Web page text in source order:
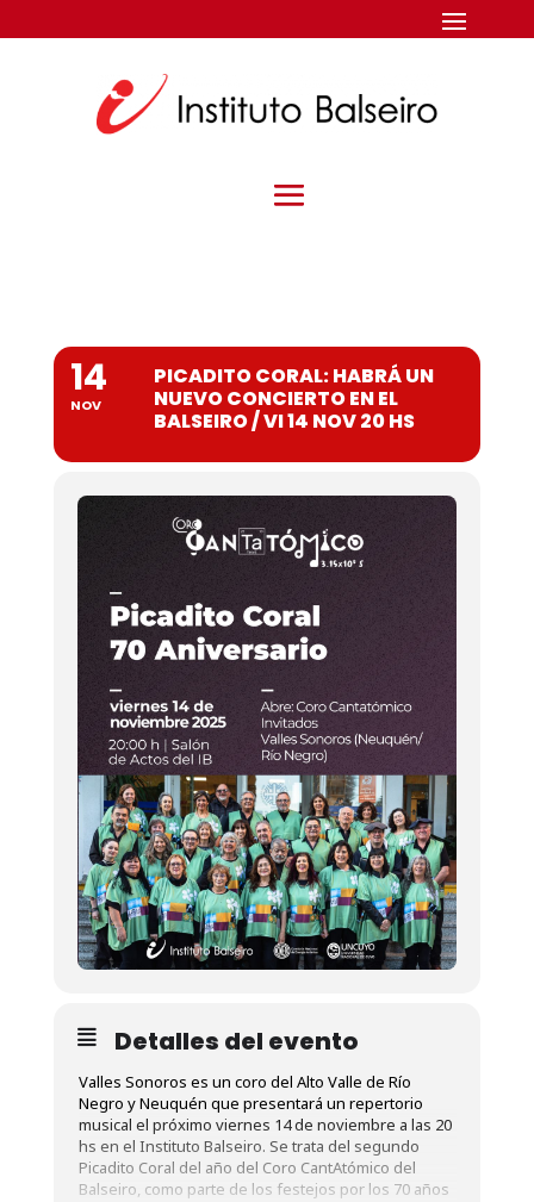
14
NOV
PICADITO CORAL: HABRÁ UN
NUEVO CONCIERTO EN EL
BALSEIRO / VI 14 NOV 20 HS
Detalles del evento
Valles Sonoros es un coro del Alto Valle de Río
Negro y Neuquén que presentará un repertorio
musical el próximo viernes 14 de noviembre a las 20
hs en el Instituto Balseiro. Se trata del segundo
Picadito Coral del año del Coro CantAtómico del
Balseiro, como parte de los festejos por los 70 años